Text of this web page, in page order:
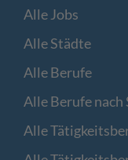
Alle Jobs
Alle Städte
Alle Berufe
Alle Berufe nach
Alle